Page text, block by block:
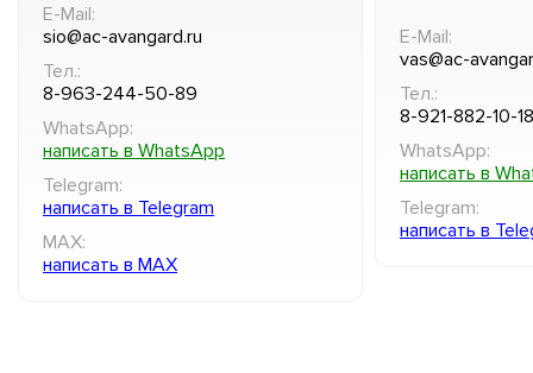
E-Mail:
sio@ac-avangard.ru
Тел.:
8-963-244-50-89
WhatsApp:
написать в WhatsApp
Telegram:
написать в Telegram
MAX:
написать в MAX
E-Mail:
vas@ac-
Тел.:
8-921-882-10-18
WhatsApp:
написать в
Telegram:
написать в